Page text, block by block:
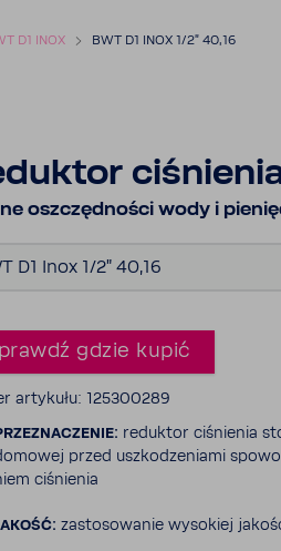
D1 INOX BWT D1 INOX 1/2" 40,16
oszczęd­ności wody i
D1 Inox 1/2" 40,16
gdzie kupić
arty­kułu: 125300289
reduktor ciśnienia
przed uszko­dze­niami
ciśnienia
zasto­so­wanie wyso­kiej